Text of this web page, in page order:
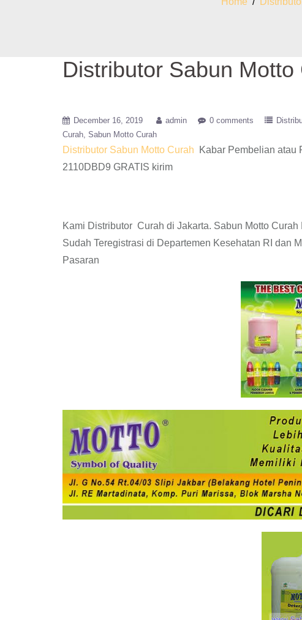
Distributor Sabun
December 16, 2019 admin 0 comments
Curah Sabun Motto Curah
Distributor Sabun Motto Curah
Kabar Pembelian atau
2110DBD9 GRATIS kirim
Kami Distributor Curah di Jakarta. Sabun Motto
Sudah Teregistrasi di Departemen Kesehatan RI dan
Pasaran